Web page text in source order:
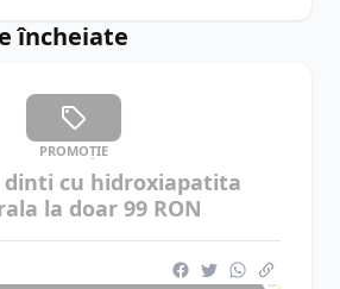
încheiate
PROMOȚIE
dinti cu hidroxiapatita
la doar 99 RON